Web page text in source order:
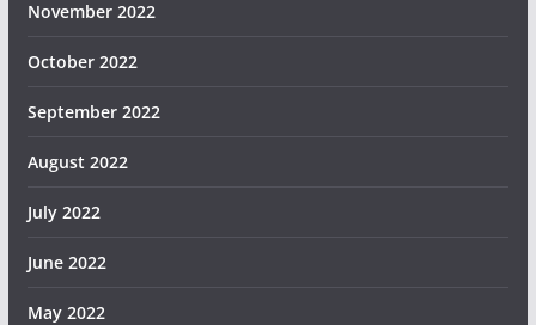
November 2022
October 2022
September 2022
August 2022
July 2022
June 2022
May 2022